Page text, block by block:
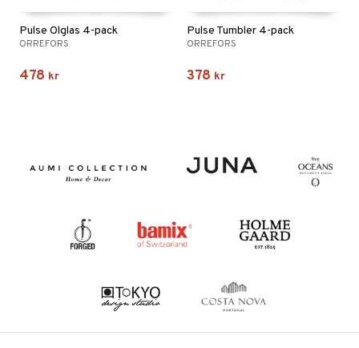
Pulse Ölglas 4-pack
ORREFORS
478 kr
Pulse Tumbler 4-pack
ORREFORS
378 kr